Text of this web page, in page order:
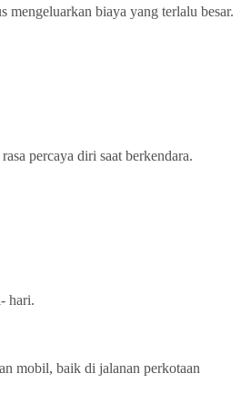
biaya yang terlalu besar.
percaya diri saat berkendara.
hari.
mobil, baik di jalanan perkotaan